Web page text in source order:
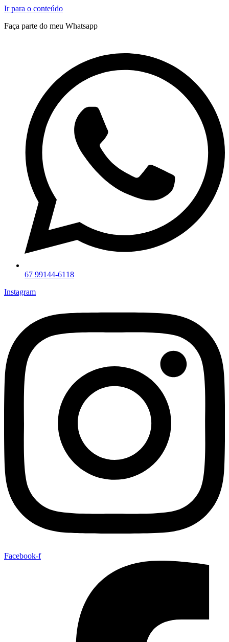
Ir para o conteúdo
Faça parte do meu Whatsapp
67 99144-6118
Instagram
Facebook-f